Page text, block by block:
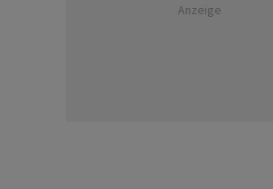
Anzeige